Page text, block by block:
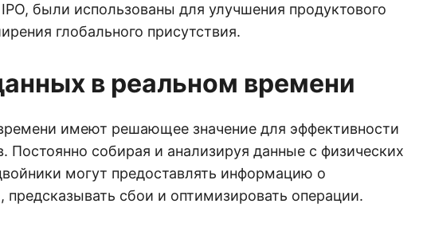
были использованы для улучшения продуктового
глобального присутствия.
в реальном времени
имеют решающее значение для эффективности
Постоянно собирая и анализируя данные с физических
могут предоставлять информацию о
предсказывать сбои и оптимизировать операции.